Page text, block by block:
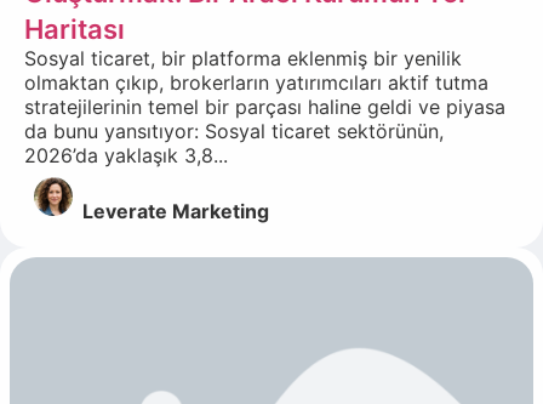
Haritası
Sosyal ticaret, bir platforma eklenmiş bir yenilik
olmaktan çıkıp, brokerların yatırımcıları aktif tutma
stratejilerinin temel bir parçası haline geldi ve piyasa
da bunu yansıtıyor: Sosyal ticaret sektörünün,
2026’da yaklaşık 3,8...
Leverate Marketing